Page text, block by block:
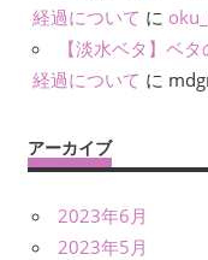
経過について に
【淡水ベタ】ベ
経過について に
アーカイブ
2023年6月
2023年5月